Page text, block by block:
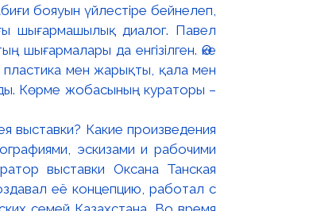
бояуын үйлестіре бейнелеп,
шығармашылық диалог. Павел
да енгізілген. Әке
пластика мен жарықты, қала мен
Көрме жобасының кураторы –